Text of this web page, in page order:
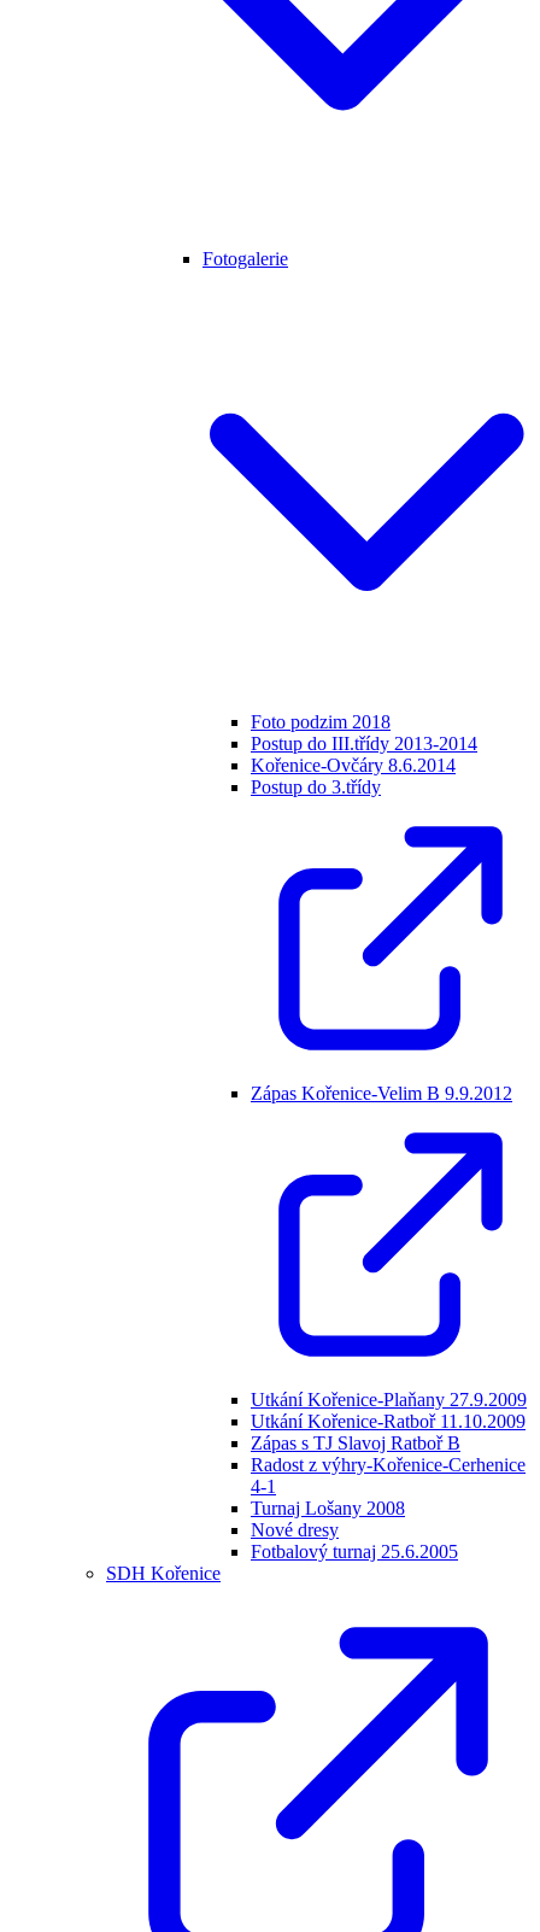
Fotogalerie
Foto podzim 2018
Postup do III.třídy 2013-2014
Kořenice-Ovčáry 8.6.2014
Postup do 3.třídy
Zápas Kořenice-Velim B 9.9.2012
Utkání Kořenice-Plaňany 27.9.2009
Utkání Kořenice-Ratboř 11.10.2009
Zápas s TJ Slavoj Ratboř B
Radost z výhry-Kořenice-Cerhenice
4-1
Turnaj Lošany 2008
Nové dresy
Fotbalový turnaj 25.6.2005
SDH Kořenice